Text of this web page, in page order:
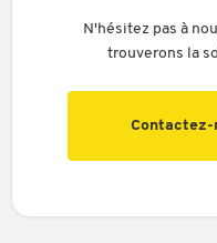
N'hésitez pas à
trouverons la
Contactez-